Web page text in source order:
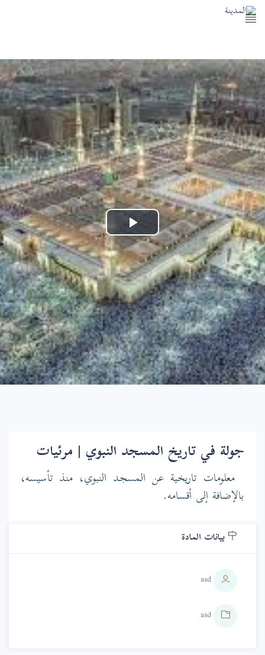
المسجد النبوي
خدمات المدينة النبوية
اتصل بنا
Play
Video
جولة في تاريخ المسجد النبوي | مرئيات
معلومات تاريخية عن المسجد النبوي، منذ تأسيسه،
بالإضافة إلى أقسامه.
بيانات المادة
asd
asd